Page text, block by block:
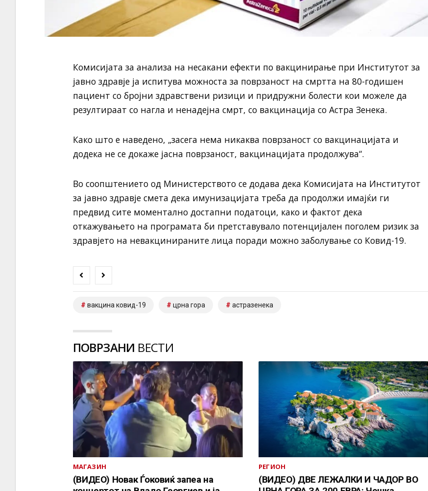
Комисијата за анализа на несакани ефекти по вакцинирање при Институтот за
јавно здравје ја испитува можноста за поврзаност на смртта на 80-годишен
пациент со бројни здравствени ризици и придружни болести кои можеле да
резултираат со нагла и ненадејна смрт, со вакцинација со Астра Зенека.
Како што е наведено, „засега нема никаква поврзаност со вакцинацијата и
додека не се докаже јасна поврзаност, вакцинацијата продолжува“.
Во соопштението од Министерството се додава дека Комисијата на Институтот
за јавно здравје смета дека имунизацијата треба да продолжи имајќи ги
предвид сите моментално достапни податоци, како и фактот дека
откажувањето на програмата би претставувало потенцијален поголем ризик за
здравјето на невакцинираните лица поради можно заболување со Ковид-19.
вакцина ковид-19 црна гора астразенека
ПОВРЗАНИ ВЕСТИ
МАГАЗИН
(ВИДЕО) Новак Ѓоковиќ запеа на
РЕГИОН
(ВИДЕО) ДВЕ ЛЕЖАЛКИ И ЧАДОР ВО